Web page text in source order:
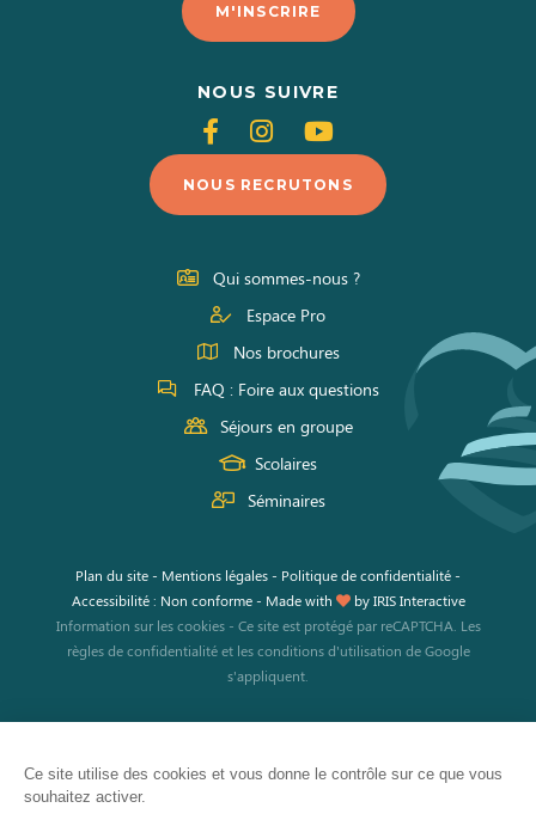
Ce site utilise des cookies et vous donne le contrôle sur ce que vous
souhaitez activer.
M'INSCRIRE
NOUS SUIVRE
Suivez-
nous
sur
Facebook
Suivez-
nous
sur
Instagram
Suivez-
nous
sur
Youtube
NOUS RECRUTONS
Qui sommes-nous ?
Espace Pro
Nos brochures
FAQ : Foire aux questions
Séjours en groupe
Scolaires
Séminaires
Plan du site- Mentions légales- Politique de confidentialité-
Accessibilité : Non conforme - Made with byIRIS Interactive
Information sur les cookies- Ce site est protégé par reCAPTCHA. Les
règles de confidentialitéet lesconditions d'utilisation de Google
s'appliquent.